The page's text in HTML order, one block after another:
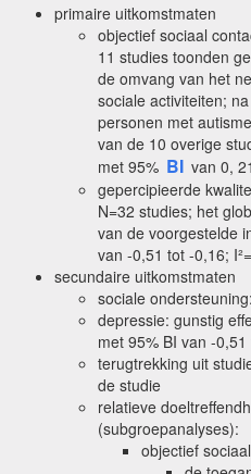
primaire uitkomstmaten
objectief sociaal
11 studies toonden
de omvang van het
sociale activiteiten;
personen met
van de 10 overige
met 95% BI van 0,
gepercipieerde
N=32 studies; het
van de voorgestelde
van -0,51 tot -0,16;
secundaire uitkomstmaten
sociale
depressie: gunstig
met 95% BI van -
terugtrekking uit
de studie
relatieve
(subgroepanalyses):
objectief